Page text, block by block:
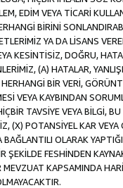
EDİM VEYA TİCARİ
BİRİNİ
YA DA LİSANS
KESİNTİSİZ, DOĞRU,
(A) HATALAR,
BİR VERİ,
VEYA KAYBINDAN
TAVSİYE VEYA BİLGİ,
(X) POTANSİYEL KAR
OLARAK
ŞEKİLDE FESHİNDEN
MEVZUAT KAPSAMINDA